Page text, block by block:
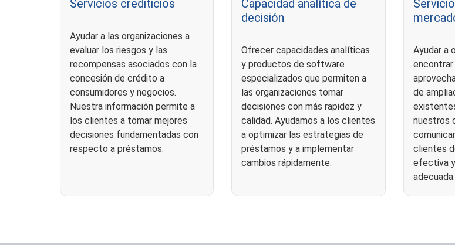
Servicios crediticios
Ayudar a las organizaciones a
evaluar los riesgos y las
recompensas asociados con la
concesión de crédito a
consumidores y negocios.
Nuestra información permite a
los clientes a tomar mejores
decisiones fundamentadas con
respecto a préstamos.
Capacidad analítica de
decisión
Ofrecer capacidades analíticas
y productos de software
especializados que permiten a
las organizaciones tomar
decisiones con más rapidez y
calidad. Ayudamos a los clientes
a optimizar las estrategias de
préstamos y a implementar
cambios rápidamente.
Ayudar a
de
nuestros
clientes
efectiva
adecuada.